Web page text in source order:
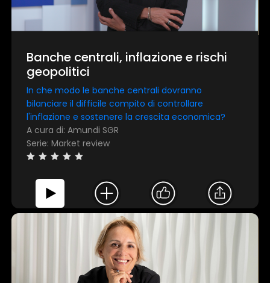
Banche centrali, inflazione e rischi
geopolitici
In che modo le banche centrali dovranno
bilanciare il difficile compito di controllare
l'inflazione e sostenere la crescita economica?
A cura di: Amundi SGR
Serie: Market review